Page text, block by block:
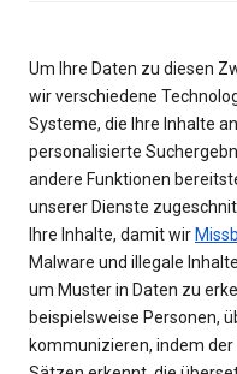
Um Ihre Daten zu diesen
wir verschiedene
Systeme, die Ihre Inhalte
personalisierte
andere Funktionen
unserer Dienste
Ihre Inhalte, damit wir
Malware und illegale
um Muster in Daten zu
beispielsweise Personen,
kommunizieren, indem